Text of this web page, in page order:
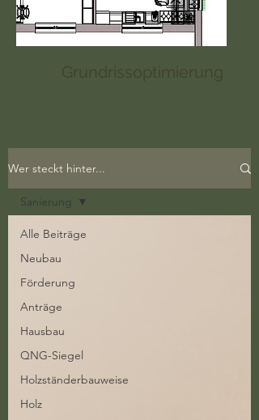
Grundrissoptimierung
Wer steckt hinter...
Alle Beiträge
Neubau
Förderung
Anträge
Hausbau
QNG-Siegel
Holzständerbauweise
Holz
Sanierung